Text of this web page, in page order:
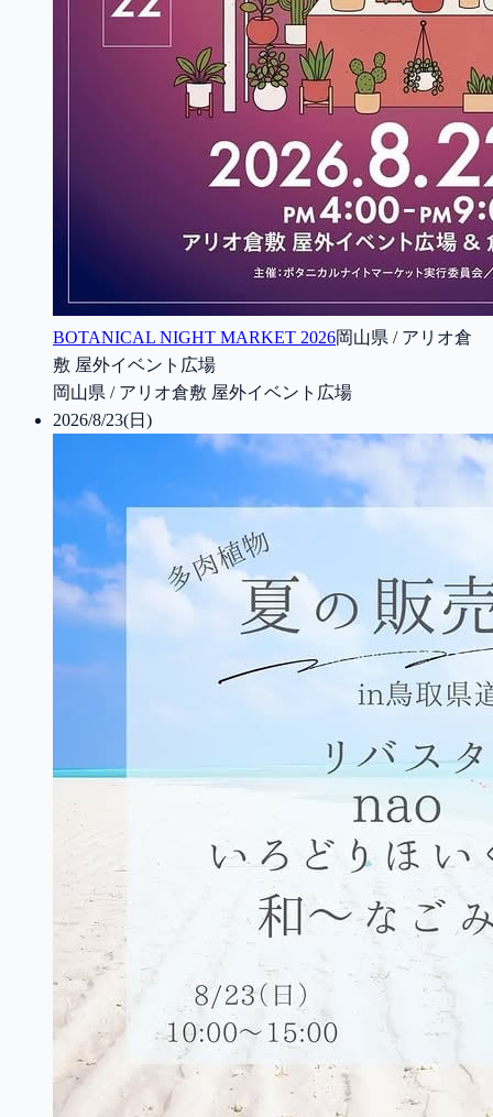
BOTANICAL NIGHT MARKET 2026岡山県 / アリオ倉
敷 屋外イベント広場
岡山県 / アリオ倉敷 屋外イベント広場
2026/8/23(日)